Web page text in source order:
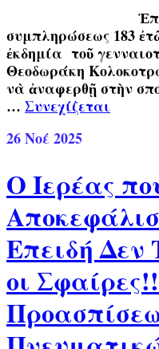
Ἐπ΄
συμπληρώσεως 183
ἐκδημία τοῦ
Θεοδωράκη
νὰ ἀναφερθῇ στὴν
… Συνεχίζεται
26Νοέ 2025
Ο Ιερέας
Επειδή Δεν
οι